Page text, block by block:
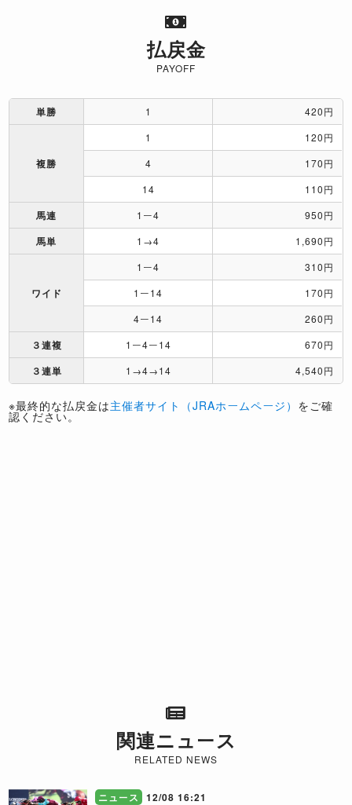
払戻金
PAYOFF
単勝 1 420円
複勝
1
120円
4
170円
14
110円
馬連 1ー4 950円
馬単 1→4 1,690円
ワイド
1ー4
310円
1ー14
170円
4ー14
260円
３連複 1ー4ー14 670円
３連単 1→4→14 4,540円
※最終的な払戻金は主催者サイト（JRAホームページ） をご確
認ください。
関連ニュース
RELATED NEWS
ニュース 12/08 16:21